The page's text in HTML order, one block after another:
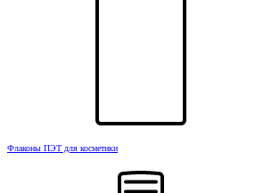
Флаконы ПЭТ для косметики